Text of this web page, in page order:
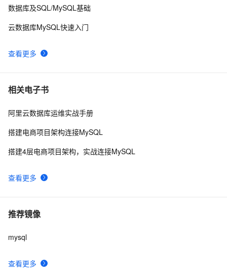
查看更多
数据库及SQL/MySQL基础
云数据库MySQL快速入门
相关电子书
查看更多
阿里云数据库运维实战手册
搭建电商项目架构连接MySQL
搭建4层电商项目架构，实战连接MySQL
推荐镜像
查看更多
mysql